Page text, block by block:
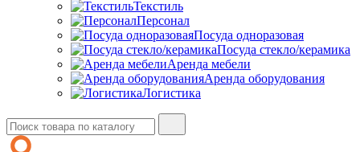
Текстиль
Персонал
Посуда одноразовая
Посуда стекло/керамика
Аренда мебели
Аренда оборудования
Логистика